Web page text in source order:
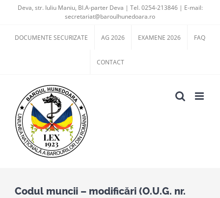
content
Deva, str. Iuliu Maniu, Bl.A-parter Deva | Tel. 0254-213846 | E-mail:
secretariat@baroulhunedoara.ro
DOCUMENTE SECURIZATE AG 2026 EXAMENE 2026 FAQ
CONTACT
Codul muncii – modificări (O.U.G. nr.